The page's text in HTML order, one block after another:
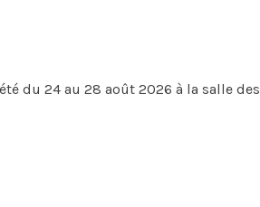
du 24 au 28 août 2026 à la salle des